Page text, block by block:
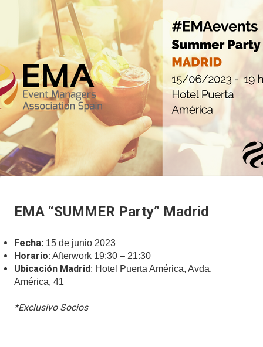
EMA “SUMMER Party” Madrid
Fecha: 15 de junio 2023
Horario: Afterwork 19:30 – 21:30
Ubicación Madrid: Hotel Puerta América, Avda.
América, 41
*Exclusivo Socios